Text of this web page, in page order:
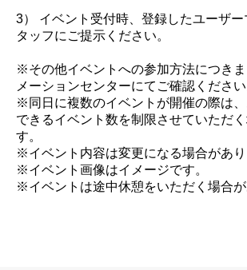
3） イベント受付時、登録したユーザー
タッフにご提示ください。
※その他イベントへの参加方法につき
メーションセンターにてご確認ください
※同日に複数のイベントが開催の際は
できるイベント数を制限させていただ
す。
※イベント内容は変更になる場合があり
※イベント画像はイメージです。
※イベントは途中休憩をいただく場合が